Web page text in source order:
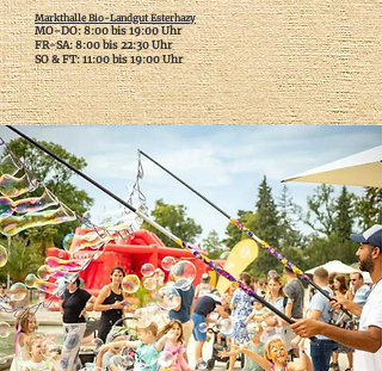
Markthalle Bio-Landgut Esterhazy
MO-DO: 8:00 bis 19:00 Uhr
FR-SA: 8:00 bis 22:30 Uhr
SO & FT: 11:00 bis 19:00 Uhr